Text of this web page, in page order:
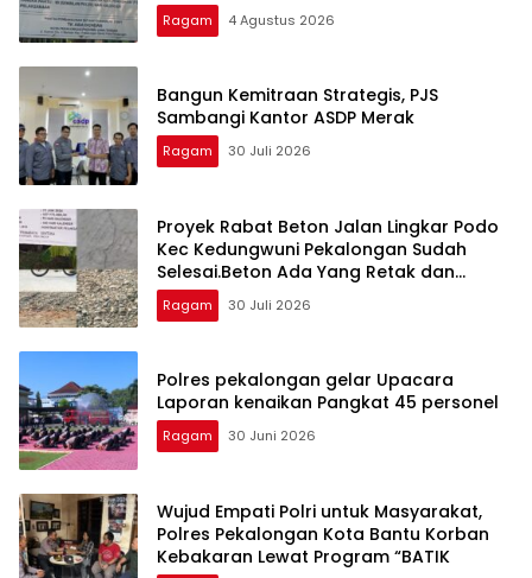
Ragam 4 Agustus 2026
Bangun Kemitraan Strategis, PJS
Sambangi Kantor ASDP Merak
Ragam 30 Juli 2026
Proyek Rabat Beton Jalan Lingkar Podo
Kec Kedungwuni Pekalongan Sudah
Selesai.Beton Ada Yang Retak dan
Oflitan Jalan Dinilai Berbahaya
Ragam 30 Juli 2026
Polres pekalongan gelar Upacara
Laporan kenaikan Pangkat 45 personel
Ragam 30 Juni 2026
Wujud Empati Polri untuk Masyarakat,
Polres Pekalongan Kota Bantu Korban
Kebakaran Lewat Program “BATIK